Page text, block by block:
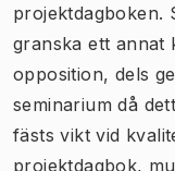
projektdagboken.
granska ett annat
opposition, dels
seminarium då
fästs vikt vid
projektdagbok,